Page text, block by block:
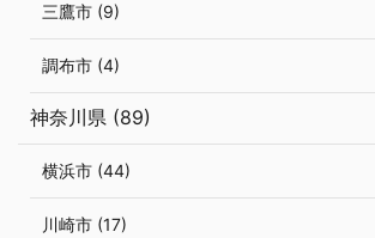
三鷹市 (9)
調布市 (4)
神奈川県 (89)
横浜市 (44)
川崎市 (17)